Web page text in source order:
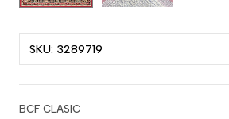
SKU: 3289719
BCF CLASIC